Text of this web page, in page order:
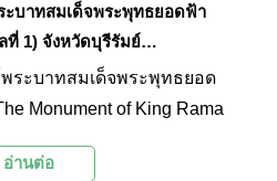
ะบาทสมเด็จพระพุทธยอดฟ้า
ที่ 1) จังหวัดบุรีรัมย์
ระบาทสมเด็จพระพุทธยอด
Monument of King Rama
กาลที่ 1 ปฐมกษัตริย์แห่ง
อ่านต่อ